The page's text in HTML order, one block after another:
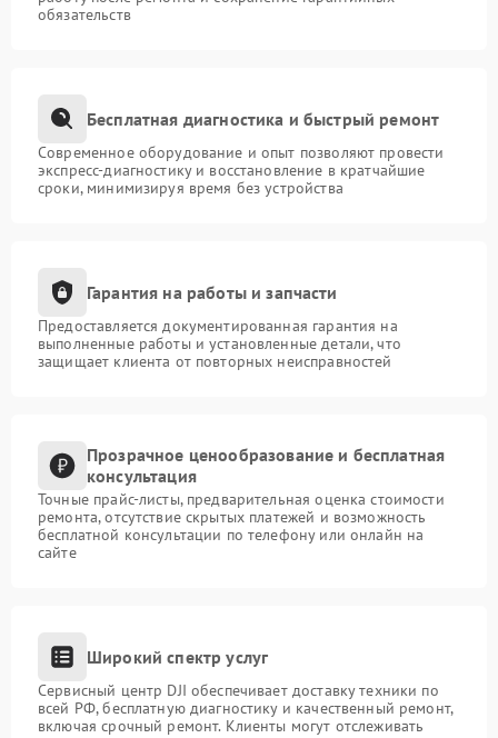
обязательств
Бесплатная диагностика и быстрый ремонт
Современное оборудование и опыт позволяют провести
экспресс-диагностику и восстановление в кратчайшие
сроки, минимизируя время без устройства
Гарантия на работы и запчасти
Предоставляется документированная гарантия на
выполненные работы и установленные детали, что
защищает клиента от повторных неисправностей
Прозрачное ценообразование и бесплатная
консультация
Точные прайс-листы, предварительная оценка стоимости
ремонта, отсутствие скрытых платежей и возможность
бесплатной консультации по телефону или онлайн на
сайте
Широкий спектр услуг
Сервисный центр DJI обеспечивает доставку техники по
всей РФ, бесплатную диагностику и качественный ремонт,
включая срочный ремонт. Клиенты могут отслеживать